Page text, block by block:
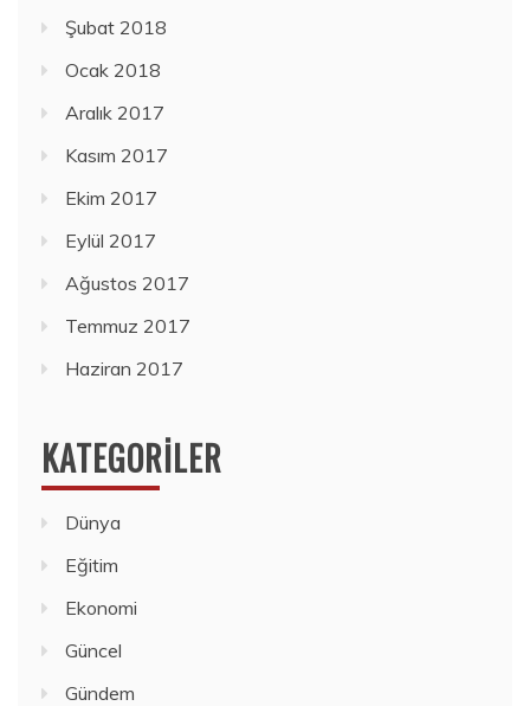
Şubat 2018
Ocak 2018
Aralık 2017
Kasım 2017
Ekim 2017
Eylül 2017
Ağustos 2017
Temmuz 2017
Haziran 2017
KATEGORILER
Dünya
Eğitim
Ekonomi
Güncel
Gündem